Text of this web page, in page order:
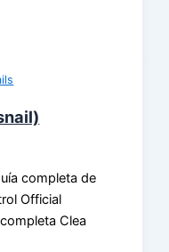
completa de
Official
Clea